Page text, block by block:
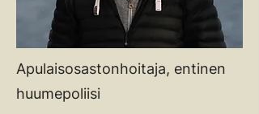
Apulaisosastonhoitaja, entinen
huumepoliisi